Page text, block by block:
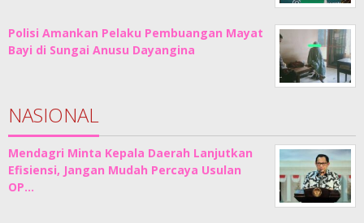
Polisi Amankan Pelaku Pembuangan Mayat
Bayi di Sungai Anusu Dayangina
NASIONAL
Mendagri Minta Kepala Daerah Lanjutkan
Efisiensi, Jangan Mudah Percaya Usulan
OP…